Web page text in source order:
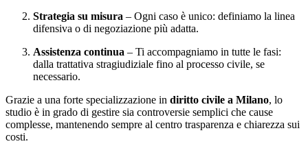
Strategia su misura – Ogni caso è unico: definiamo la linea
difensiva o di negoziazione più adatta.
Assistenza continua – Ti accompagniamo in tutte le fasi:
dalla trattativa stragiudiziale fino al processo civile, se
necessario.
Grazie a una forte specializzazione in diritto civile a Milano, lo
studio è in grado di gestire sia controversie semplici che cause
complesse, mantenendo sempre al centro trasparenza e chiarezza sui
costi.